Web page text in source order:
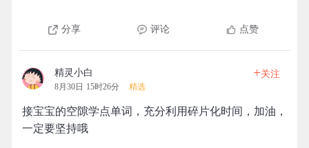
分享 评论 点赞
精灵小白
8月30日 15时26分 精选
+关注
接宝宝的空隙学点单词，充分利用碎片化时间，加油，
一定要坚持哦